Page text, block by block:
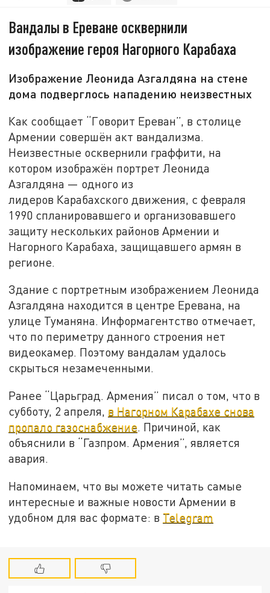
Вандалы в Ереване осквернили
изображение героя Нагорного Карабаха
Изображение Леонида Азгалдяна на стене
дома подверглось нападению неизвестных
Как сообщает “Говорит Ереван”, в столице
Армении совершён акт вандализма.
Неизвестные осквернили граффити, на
котором изображён портрет Леонида
Азгалдяна — одного из
лидеров Карабахского движения, с февраля
1990 спланировавшего и организовавшего
защиту нескольких районов Армении и
Нагорного Карабаха, защищавшего армян в
регионе.
Здание с портретным изображением Леонида
Азгалдяна находится в центре Еревана, на
улице Туманяна. Информагентство отмечает,
что по периметру данного строения нет
видеокамер. Поэтому вандалам удалось
скрыться незамеченными.
Ранее “Царьград. Армения” писал о том, что в
субботу, 2 апреля, в Нагорном Карабахе снова
пропало газоснабжение. Причиной, как
объяснили в “Газпром. Армения”, является
авария.
Напоминаем, что вы можете читать самые
интересные и важные новости Армении в
удобном для вас формате: в Telegram